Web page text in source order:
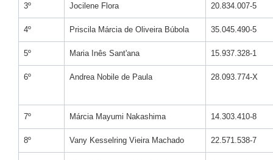
3º Jocilene Flora 20.834.007-5
4º Priscila Márcia de Oliveira Búbola 35.045.490-5
5º Maria Inês Sant'ana 15.937.328-1
6º Andrea Nobile de Paula 28.093.774-X
7º Márcia Mayumi Nakashima 14.303.410-8
8º Vany Kesselring Vieira Machado 22.571.538-7